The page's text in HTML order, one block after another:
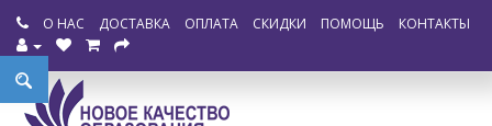
О НАС ДОСТАВКА ОПЛАТА СКИДКИ ПОМОЩЬ КОНТАКТЫ